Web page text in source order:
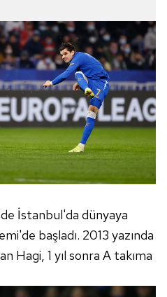
İstanbul'da dünyaya
başladı. 2013 yazında
Hagi, 1 yıl sonra A takıma